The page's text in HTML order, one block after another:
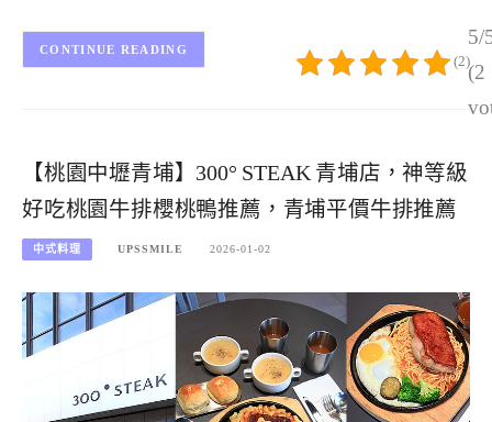
5/
(2
(2)
CONTINUE READING
【桃園中壢青埔】300° STEAK 青埔店，神等級
好吃桃園牛排櫻桃鴨推薦，青埔平價牛排推薦
中式料理 UPSSMILE 2026-01-02